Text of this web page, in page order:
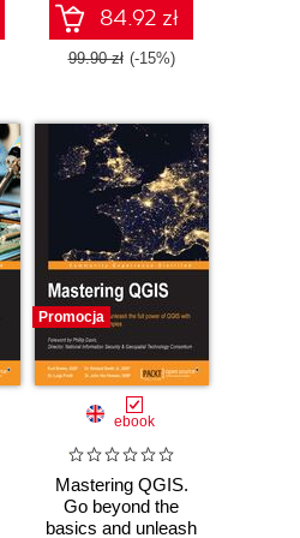
84.92 zł
99.90 zł (-15%)
Promocja
ebook
Mastering QGIS.
Go beyond the
basics and unleash